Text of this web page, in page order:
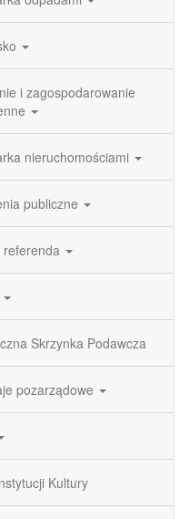
i zagospodarowanie
nieruchomościami
publiczne
referenda
Skrzynka Podawcza
pozarządowe
Kultury